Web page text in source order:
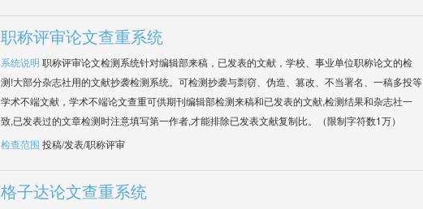
职称评审论文查重系统
系统说明 职称评审论文检测系统针对编辑部来稿，已发表的文献，学校、事业单位职称论文的检
测!大部分杂志社用的文献抄袭检测系统。可检测抄袭与剽窃、伪造、篡改、不当署名、一稿多投等
学术不端文献，学术不端论文查重可供期刊编辑部检测来稿和已发表的文献,检测结果和杂志社一
致,已发表过的文章检测时注意填写第一作者,才能排除已发表文献复制比。（限制字符数1万）
检查范围 投稿/发表/职称评审
格子达论文查重系统